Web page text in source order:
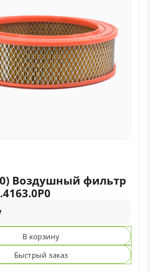
Воздушный фильтр
В корзину
Быстрый заказ